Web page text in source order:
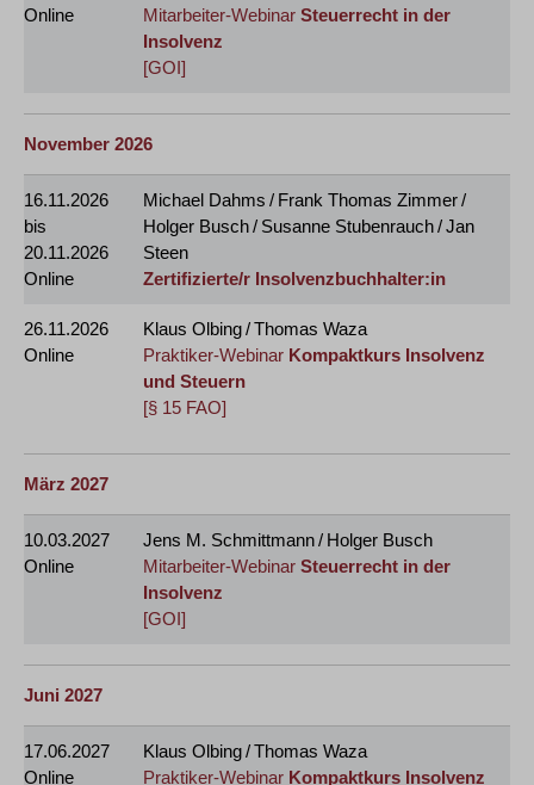
Online
Mitarbeiter-Webinar Steuerrecht in der
Insolvenz
[GOI]
November 2026
16.11.2026
bis
20.11.2026
Online
Michael Dahms / Frank Thomas Zimmer /
Holger Busch / Susanne Stubenrauch / Jan
Steen
Zertifizierte/r Insolvenzbuchhalter:in
26.11.2026
Online
Klaus Olbing / Thomas Waza
Praktiker-Webinar Kompaktkurs Insolvenz
und Steuern
[§ 15 FAO]
März 2027
10.03.2027
Online
Jens M. Schmittmann / Holger Busch
Mitarbeiter-Webinar Steuerrecht in der
Insolvenz
[GOI]
Juni 2027
17.06.2027
Online
Klaus Olbing / Thomas Waza
Praktiker-Webinar Kompaktkurs Insolvenz